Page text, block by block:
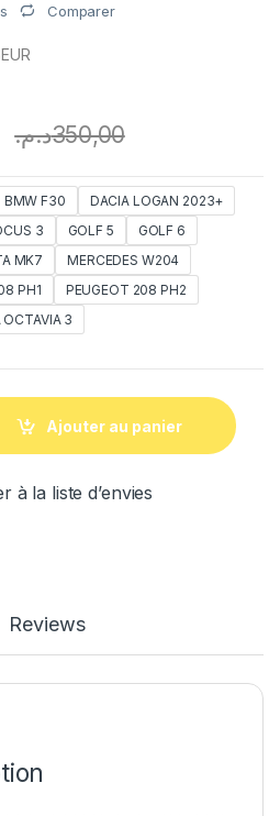
Comparer
350,00د.م.
BMW F30
DACIA LOGAN 2023+
3 GOLF 5
GOLF 6
MK7
MERCEDES W204
PH1
PEUGEOT 208 PH2
3
Ajouter au panier
à la liste d’envies
Reviews